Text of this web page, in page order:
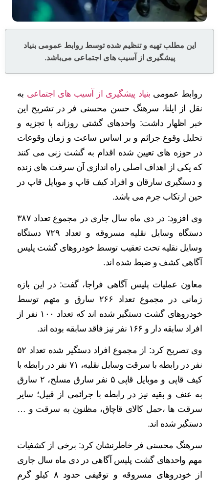
این مطلب تهیه و تنظیم شده توسط روابط عمومی بنیاد
پیشگیری از آسیب های اجتماعی می‌باشد.
روابط عمومی بنیاد پیشگیری از آسیب های اجتماعی به
نقل از ایلنا، سرهنگ حسن محسنی فر در تشریح این
خبر اظهار داشت: واحدهای گشتی روزانه با تجزیه و
تحلیل وقوع جرائم و بر اساس ساعت و زمان وقوعات
در حوزه های تعیین شده اقدام به گشت زنی می کنند
که یکی از اهداف اصلی راه اندازی آن سرقت های زنده
و دستگیری سارقان و افراد کیف قاپ و موبایل قاپ در
حین ارتکاب جرم می باشد.
وی افزود: در دی ماه سال جاری در مجموع تعداد ۳۸۷
دستگاه وسایل نقلیه مسروقه و تعداد ۷۲۹ دستگاه
وسایل نقلیه تحت تعقیب توسط خودروهای گشت پلیس
آگاهی کشف و ضبط شده اند.
معاون عملیات پلیس آگاهی فراجا، گفت: در این بازه
زمانی در مجموع تعداد ۲۶۶ سارق و متهم توسط
خودروهای گشت دستگیر شده اند که تعداد ۱۰۰ نفر از
افراد سابقه دار و ۱۶۶ نفر نیز فاقد سابقه بوده اند.
وی تصریح کرد: از مجموع افراد دستگیر شده تعداد ۵۲
نفر در رابطه با سرقت وسایل نقلیه، ۷۱ نفر در رابطه با
کیف قاپی و موبایل قاپی ۵ نفر سارق مسلح، ۲ سارق
به عنف و بقیه نیز در رابطه با جرائمی از قبیل؛ سایر
سرقت ها ،حمل کالای قاچاق، مظنون به سرقت و …
دستگیر شده اند.
سرهنگ محسنی فر خاطرنشان کرد: برخی از کشفیات
مهم واحدهای گشت پلیس آگاهی در دی ماه سال جاری
از خودروهای مسروقه و توقیفی حدود ۸ کیلو گرم